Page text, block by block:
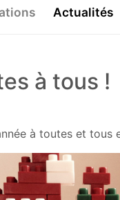
Actualités
à tous !
à toutes et tous